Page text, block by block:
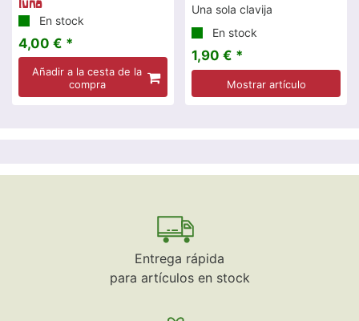
luna
En stock
4,00 € *
Añadir a la cesta de la
compra
Una sola clavija
En stock
1,90 € *
Mostrar artículo
Entrega rápida
para artículos en stock